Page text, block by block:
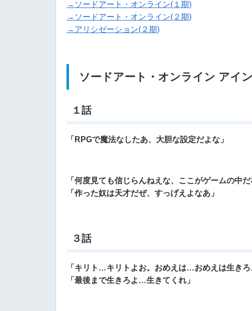
→ソードアート・オンライン(１期)
→ソードアート・オンライン(２期)
→アリシゼーション(２期)
ソードアート・オンライン アイ
１話
「RPGで魔法なしたあ、大胆な設定だよな」
「何度見ても信じらんねえな、ここがゲームの中だ
「作った奴は天才だぜ、すっげえよなあ」
３話
「キリト…キリトよお。おめえは…おめえは生きろ
「最後まで生きろよ…生きてくれ」